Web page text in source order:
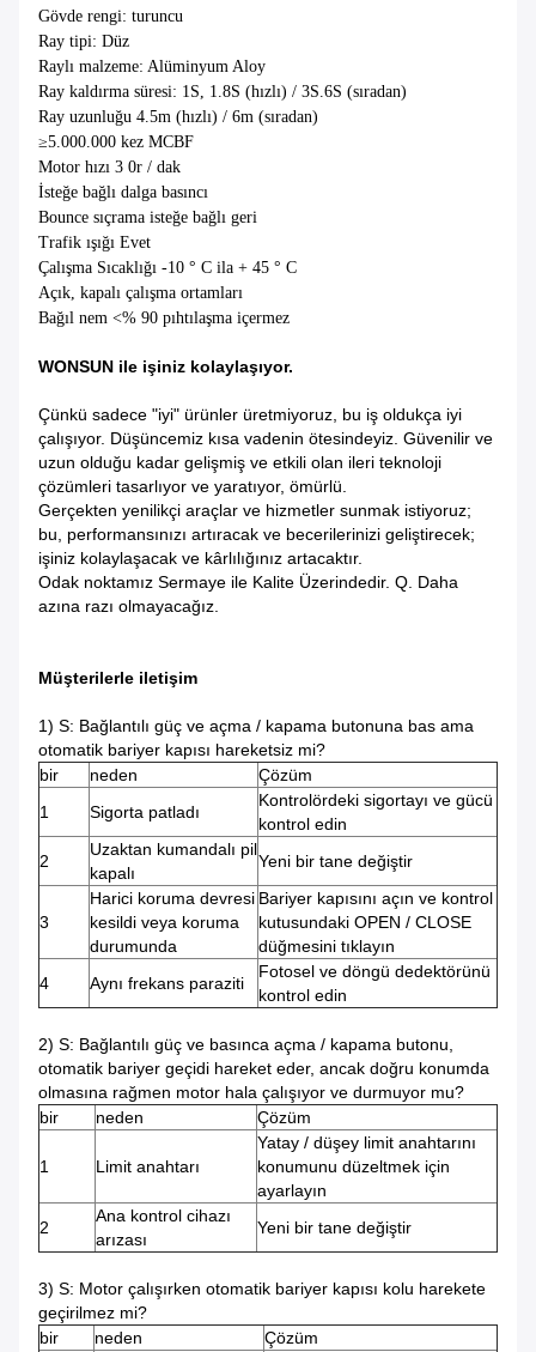
Gövde rengi: turuncu
Ray tipi: Düz
Raylı malzeme: Alüminyum Aloy
Ray kaldırma süresi: 1S, 1.8S (hızlı) / 3S.6S (sıradan)
Ray uzunluğu 4.5m (hızlı) / 6m (sıradan)
≥5.000.000 kez MCBF
Motor hızı 3 0r / dak
İsteğe bağlı dalga basıncı
Bounce sıçrama isteğe bağlı geri
Trafik ışığı Evet
Çalışma Sıcaklığı -10 ° C ila + 45 ° C
Açık, kapalı çalışma ortamları
Bağıl nem <% 90 pıhtılaşma içermez
WONSUN ile işiniz kolaylaşıyor.
Çünkü sadece "iyi" ürünler üretmiyoruz, bu iş oldukça iyi
çalışıyor. Düşüncemiz kısa vadenin ötesindeyiz. Güvenilir ve
uzun olduğu kadar gelişmiş ve etkili olan ileri teknoloji
çözümleri tasarlıyor ve yaratıyor, ömürlü.
Gerçekten yenilikçi araçlar ve hizmetler sunmak istiyoruz;
bu, performansınızı artıracak ve becerilerinizi geliştirecek;
işiniz kolaylaşacak ve kârlılığınız artacaktır.
Odak noktamız Sermaye ile Kalite Üzerindedir. Q. Daha
azına razı olmayacağız.
Müşterilerle iletişim
1) S: Bağlantılı güç ve açma / kapama butonuna bas ama
otomatik bariyer kapısı hareketsiz mi?
bir
neden
Çözüm
1
Sigorta patladı
Kontrolördeki sigortayı ve gücü
kontrol edin
2
Uzaktan kumandalı pil
kapalı
Yeni bir tane değiştir
3
Harici koruma devresi
kesildi veya koruma
durumunda
Bariyer kapısını açın ve kontrol
kutusundaki OPEN / CLOSE
düğmesini tıklayın
4
Aynı frekans paraziti
Fotosel ve döngü dedektörünü
kontrol edin
2) S: Bağlantılı güç ve basınca açma / kapama butonu,
otomatik bariyer geçidi hareket eder, ancak doğru konumda
olmasına rağmen motor hala çalışıyor ve durmuyor mu?
bir
neden Çözüm
1 Limit anahtarı
Yatay / düşey limit anahtarını
konumunu düzeltmek için
ayarlayın
2
Ana kontrol cihazı
arızası
Yeni bir tane değiştir
3) S: Motor çalışırken otomatik bariyer kapısı kolu harekete
geçirilmez mi?
bir
neden Çözüm